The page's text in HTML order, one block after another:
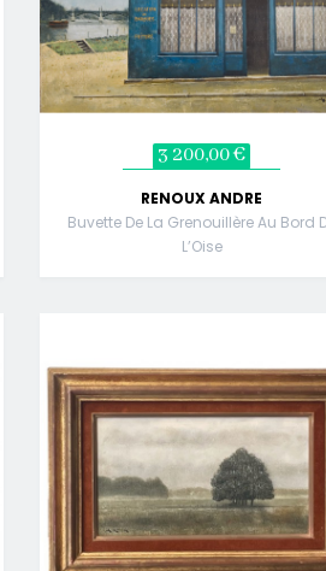
3 200,00 €
RENOUX ANDRE
Buvette De La Grenouillère Au Bord
L’Oise